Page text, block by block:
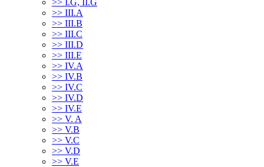
>> I.G, II.G
>> III.A
>> III.B
>> III.C
>> III.D
>> III.E
>> IV.A
>> IV.B
>> IV.C
>> IV.D
>> IV.E
>> V. A
>> V.B
>> V.C
>> V.D
>> V.E